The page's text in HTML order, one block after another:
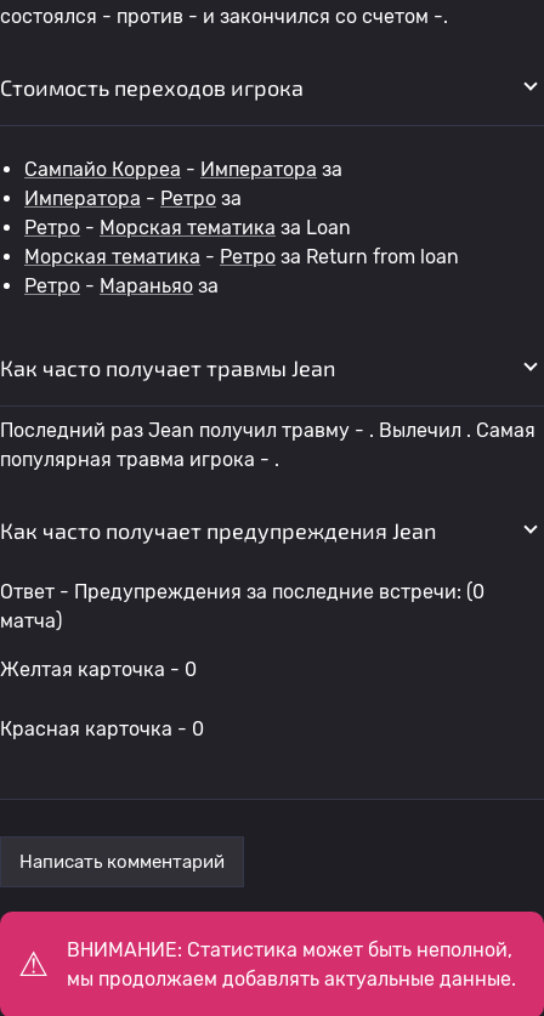
состоялся - против - и закончился со счетом -.
Стоимость переходов игрока
Сампайо Корреа - Императора за
Императора - Ретро за
Ретро - Морская тематика за Loan
Морская тематика - Ретро за Return from loan
Ретро - Мараньяо за
Как часто получает травмы Jean
Последний раз Jean получил травму - . Вылечил . Самая
популярная травма игрока - .
Как часто получает предупреждения Jean
Ответ - Предупреждения за последние встречи: (0
матча)
Желтая карточка - 0
Красная карточка - 0
Написать комментарий
ВНИМАНИЕ: Статистика может быть неполной,
мы продолжаем добавлять актуальные данные.